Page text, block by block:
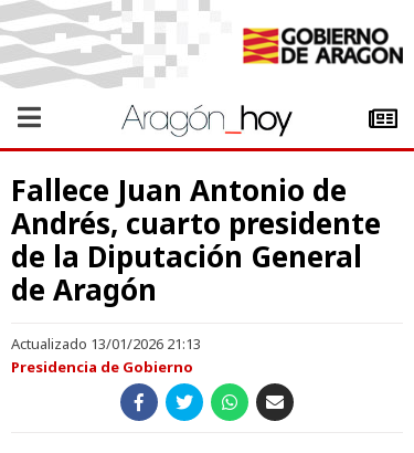
Fallece Juan Antonio de
Andrés, cuarto presidente
de la Diputación General
de Aragón
Actualizado 13/01/2026 21:13
Presidencia de Gobierno